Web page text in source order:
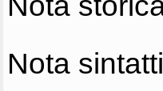
Nota